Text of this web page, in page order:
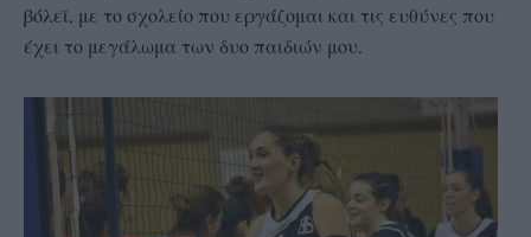
βόλεϊ, με το σχολείο που εργάζομαι και τις ευθύνες που
έχει το μεγάλωμα των δυο παιδιών μου.